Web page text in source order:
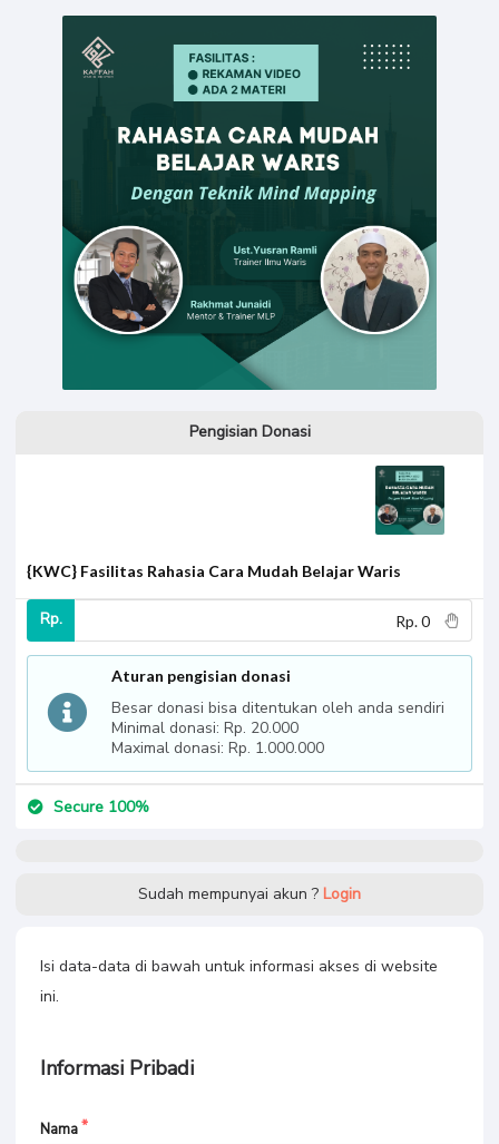
Pengisian Donasi
{KWC} Fasilitas Rahasia Cara Mudah Belajar Waris
Rp.
Aturan pengisian donasi
Besar donasi bisa ditentukan oleh anda sendiri
Minimal donasi: Rp. 20.000
Maximal donasi: Rp. 1.000.000
Secure 100%
Sudah mempunyai akun ? Login
Isi data-data di bawah untuk informasi akses di website
ini.
Informasi Pribadi
Nama